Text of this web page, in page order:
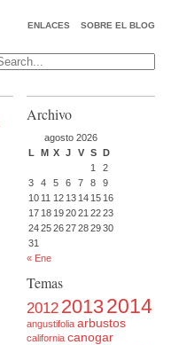
SOBRE EL BLOG
ENLACES
Archivo
agosto 2026
L
M X J V S D
1
2
3
4 5 6 7 8
9
10 11 12 13 14 15 16
17 18 192021 2223
24252627282930
31
« Ene
Temas
2012 20132014
angustifolia arbustos
california canogar